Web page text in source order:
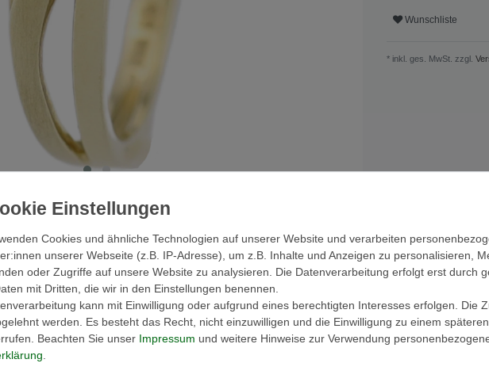
(0)
Wunschliste
* inkl. ges. MwSt. zzgl.
Cookies und ähnliche Technologien auf unserer Website und verarbeiten
unserer Webseite (z.B. IP-Adresse), um z.B. Inhalte und Anzeigen zu personalisieren,
oder Zugriffe auf unsere Website zu analysieren. Die Datenverarbeitung erfolgt erst durch
mit Dritten, die wir in den Einstellungen benennen.
kann mit Einwilligung oder aufgrund eines berechtigten Interesses erfolgen. Die
werden. Es besteht das Recht, nicht einzuwilligen und die Einwilligung zu einem
Beachten Sie unser Impressum und weitere Hinweise zur Verwendung
.